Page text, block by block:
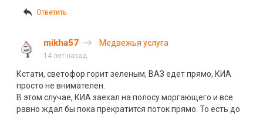
Ответить
mikha57 Медвежья услуга
14 лет назад
Кстати, светофор горит зеленым, ВАЗ едет прямо, КИА
просто не внимателен.
В этом случае, КИА заехал на полосу моргающего и все
равно ждал бы пока прекратится поток прямо. То есть до